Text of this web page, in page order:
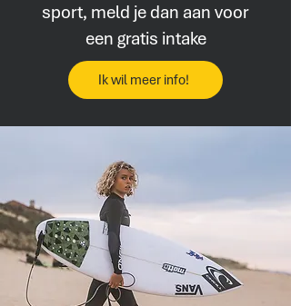
sport, meld je dan aan voor
een gratis intake
Ik wil meer info!